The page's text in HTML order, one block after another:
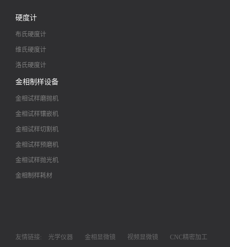
硬度计
布氏硬度计
维氏硬度计
洛氏硬度计
金相制样设备
金相试样磨抛机
金相试样镶嵌机
金相试样切割机
金相试样预磨机
金相试样抛光机
金相制样耗材
友情链接: 光学仪器 金相显微镜 视频显微镜 CNC精密加工